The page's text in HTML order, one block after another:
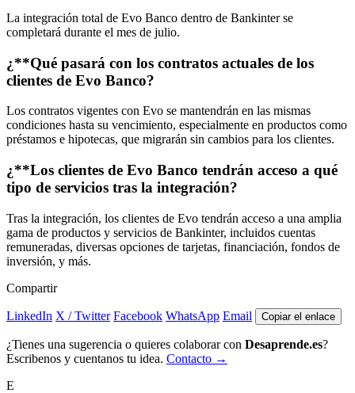
La integración total de Evo Banco dentro de Bankinter se
completará durante el mes de julio.
¿**Qué pasará con los contratos actuales de los
clientes de Evo Banco?
Los contratos vigentes con Evo se mantendrán en las mismas
condiciones hasta su vencimiento, especialmente en productos como
préstamos e hipotecas, que migrarán sin cambios para los clientes.
¿**Los clientes de Evo Banco tendrán acceso a qué
tipo de servicios tras la integración?
Tras la integración, los clientes de Evo tendrán acceso a una amplia
gama de productos y servicios de Bankinter, incluidos cuentas
remuneradas, diversas opciones de tarjetas, financiación, fondos de
inversión, y más.
Compartir
LinkedIn X / Twitter Facebook WhatsApp Email Copiar el enlace
¿Tienes una sugerencia o quieres colaborar con Desaprende.es?
Escribenos y cuentanos tu idea. Contacto →
E